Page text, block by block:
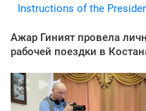
Instructions of the
Ажар Гиният провела
рабочей поездки в